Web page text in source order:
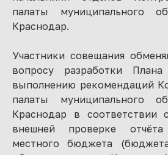
палаты муниципального
Краснодар.
Участники совещания
вопросу разработки
выполнению рекомендаций
палаты муниципального
Краснодар в соответствии
внешней проверке
местного бюджета